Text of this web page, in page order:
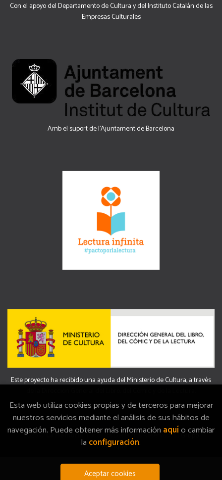
Con el apoyo del Departamento de Cultura y del Instituto Catalán de las
Empresas Culturales
Amb el suport de l’Ajuntament de Barcelona
Este proyecto ha recibido una ayuda del Ministerio de Cultura, a través
2026 ©La Memòria. Todos los Derechos Reservados | Grupo
Trevenque
Esta web utiliza cookies propias y de terceros para mejorar
nuestros servicios mediante el análisis de sus hábitos de
navegación. Puede obtener más información aquío cambiar
la configuración.
Aceptar cookies